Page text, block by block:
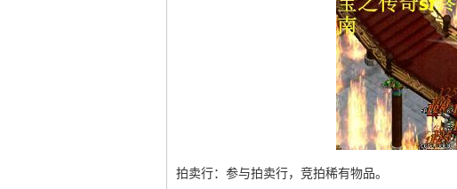
拍卖行：参与拍卖行，竞拍稀有物品。